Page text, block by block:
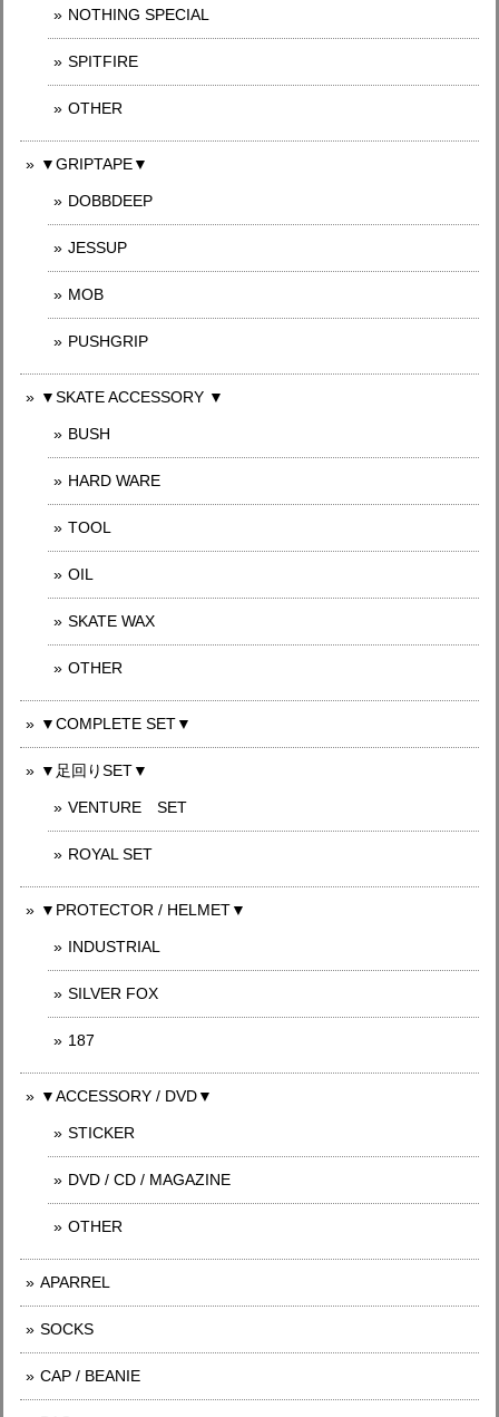
NOTHING SPECIAL
SPITFIRE
OTHER
▼GRIPTAPE▼
DOBBDEEP
JESSUP
MOB
PUSHGRIP
▼SKATE ACCESSORY ▼
BUSH
HARD WARE
TOOL
OIL
SKATE WAX
OTHER
▼COMPLETE SET▼
▼足回りSET▼
VENTURE SET
ROYAL SET
▼PROTECTOR / HELMET▼
INDUSTRIAL
SILVER FOX
187
▼ACCESSORY / DVD▼
STICKER
DVD / CD / MAGAZINE
OTHER
APARREL
SOCKS
CAP / BEANIE